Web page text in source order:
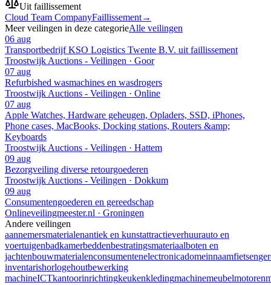
Uit faillissement
Cloud Team CompanyFaillissement→
Meer veilingen in deze categorieAlle veilingen
06 aug
Transportbedrijf KSO Logistics Twente B.V. uit faillissement
Troostwijk Auctions - Veilingen · Goor
07 aug
Refurbished wasmachines en wasdrogers
Troostwijk Auctions - Veilingen · Online
07 aug
Apple Watches, Hardware geheugen, Opladers, SSD, iPhones,
Phone cases, MacBooks, Docking stations, Routers &amp;
Keyboards
Troostwijk Auctions - Veilingen · Hattem
09 aug
Bezorgveiling diverse retourgoederen
Troostwijk Auctions - Veilingen · Dokkum
09 aug
Consumentengoederen en gereedschap
Onlineveilingmeester.nl · Groningen
Andere veilingen
aannemersmaterialenantiek en kunstattractieverhuurauto en
voertuigenbadkamerbeddenbestratingsmateriaalboten en
jachtenbouwmaterialenconsumentenelectronicadomeinnaamfietsen
inventarishorlogehoutbewerking
machineICTkantoorinrichtingkeukenkledingmachinemeubelmotoren